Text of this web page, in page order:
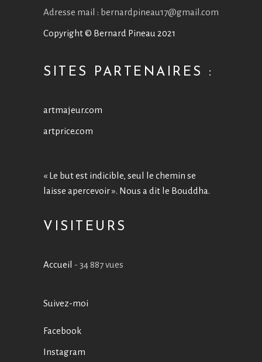
Adresse mail : bernardpineau17@gmail.com
Copyright © Bernard Pineau 2021
SITES PARTENAIRES :
artmajeur.com
artprice.com
« Le but est indicible, seul le chemin se
laisse apercevoir ». Nous a dit le Bouddha.
VISITEURS
Accueil - 34 887 vues
Suivez-moi
Facebook
Instagram